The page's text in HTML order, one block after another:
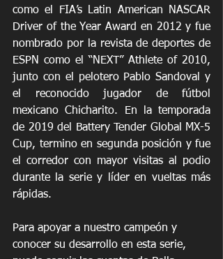
como el FIA’s Latin American NASCAR
Driver of the Year Award en 2012 y fue
nombrado por la revista de deportes de
ESPN como el “NEXT” Athlete of 2010,
junto con el pelotero Pablo Sandoval y
el reconocido jugador de fútbol
mexicano Chicharito. En la temporada
de 2019 del Battery Tender Global MX-5
Cup, termino en segunda posición y fue
el corredor con mayor visitas al podio
durante la serie y líder en vueltas más
rápidas.
Para apoyar a nuestro campeón y
conocer su desarrollo en esta serie,